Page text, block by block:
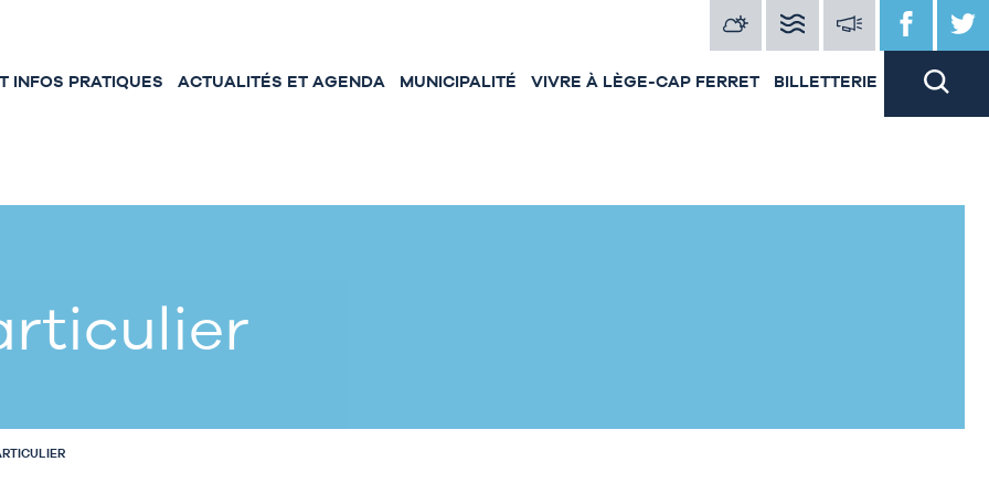
INFOS PRATIQUES ACTUALITÉS ET AGENDA MUNICIPALITÉ VIVRE À LÈGE-CAP FERRET BILLETTERIE